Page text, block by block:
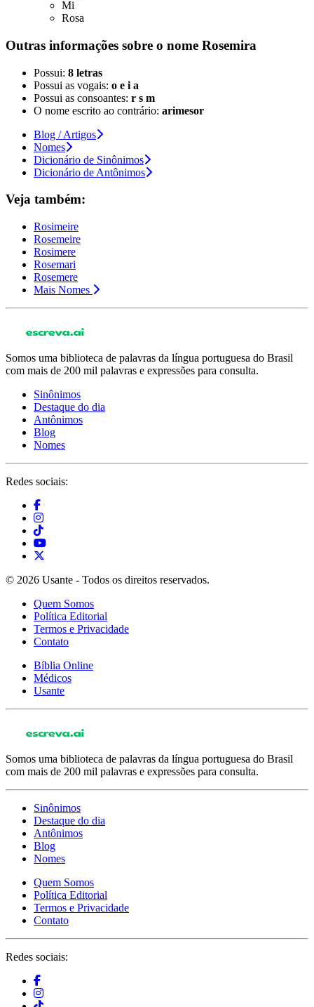
Mi
Rosa
Outras informações sobre o nome Rosemira
Possui: 8 letras
Possui as vogais: o e i a
Possui as consoantes: r s m
O nome escrito ao contrário: arimesor
Blog / Artigos
Nomes
Dicionário de Sinônimos
Dicionário de Antônimos
Veja também:
Rosimeire
Rosemeire
Rosimere
Rosemari
Rosemere
Mais Nomes
Somos uma biblioteca de palavras da língua portuguesa do Brasil
com mais de 200 mil palavras e expressões para consulta.
Sinônimos
Destaque do dia
Antônimos
Blog
Nomes
Redes sociais:
© 2026 Usante - Todos os direitos reservados.
Quem Somos
Política Editorial
Termos e Privacidade
Contato
Bíblia Online
Médicos
Usante
Somos uma biblioteca de palavras da língua portuguesa do Brasil
com mais de 200 mil palavras e expressões para consulta.
Sinônimos
Destaque do dia
Antônimos
Blog
Nomes
Quem Somos
Política Editorial
Termos e Privacidade
Contato
Redes sociais: